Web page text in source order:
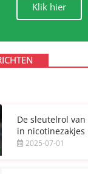
Klik hier
De sleutelrol
in
2025-07-01